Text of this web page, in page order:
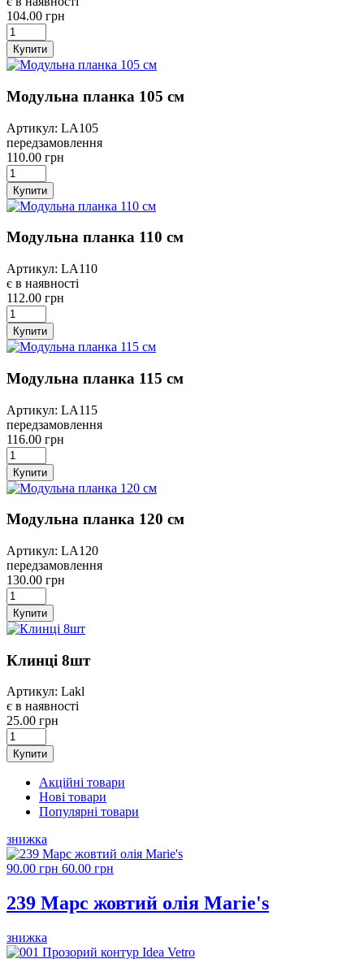
104.00 грн
Купити
Модульна планка 105 см
Артикул: LA105
передзамовлення
110.00 грн
Купити
Модульна планка 110 см
Артикул: LA110
є в наявності
112.00 грн
Купити
Модульна планка 115 см
Артикул: LA115
передзамовлення
116.00 грн
Купити
Модульна планка 120 см
Артикул: LA120
передзамовлення
130.00 грн
Купити
Клинці 8шт
Артикул: Lakl
є в наявності
25.00 грн
Купити
Акційні товари
Нові товари
Популярні товари
знижка
90.00 грн 60.00 грн
239 Марс жовтий олія Marie's
знижка